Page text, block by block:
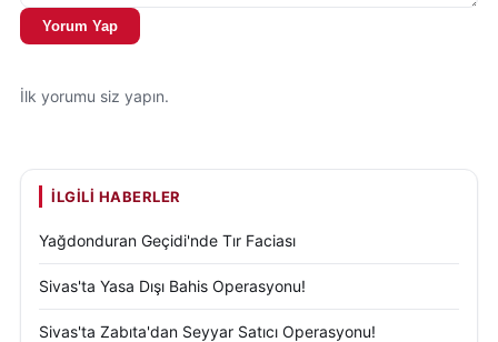
Yorum Yap
İlk yorumu siz yapın.
İLGILI HABERLER
Yağdonduran Geçidi'nde Tır Faciası
Sivas'ta Yasa Dışı Bahis Operasyonu!
Sivas'ta Zabıta'dan Seyyar Satıcı Operasyonu!